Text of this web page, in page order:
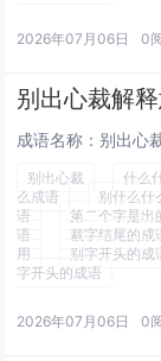
2026年07月06日 0
别出心裁 什么
么成语
别什么什
语
第二个字是出
语
裁字结尾的成
用
别字开头的成
字开头的成语
2026年07月06日 0